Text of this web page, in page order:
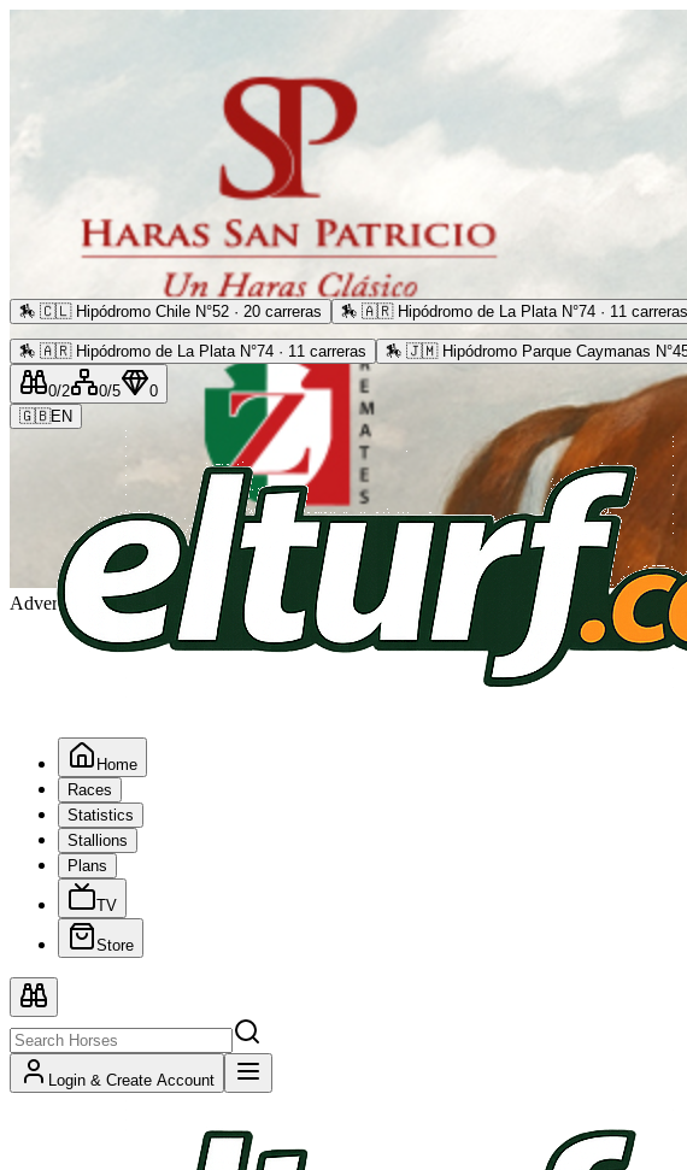
Advertising
🏇 🇨🇱 Hipódromo Chile N°52 · 20 carreras 🏇 🇦🇷 Hipódromo de La Plata N°74 · 11 carreras
🏇 🇦🇷 Hipódromo de La Plata N°74 · 11 carreras 🏇 🇯🇲 Hipódromo Parque Caymanas
0/2 0/5
0
🇬🇧EN
Home
Races
Statistics
Stallions
Plans
TV
Store
Login & Create Account